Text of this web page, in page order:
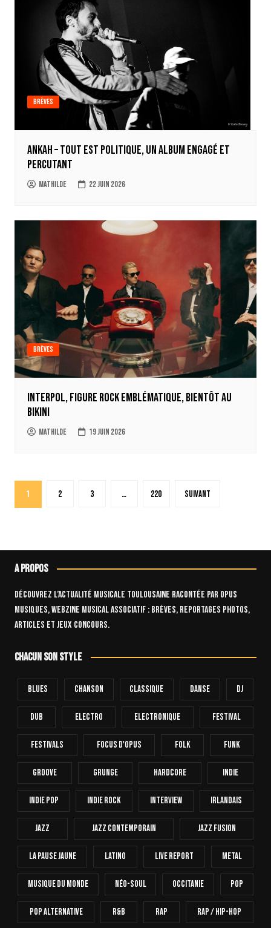
Brèves
Ankah – Tout est politique, un album engagé et
percutant
Mathilde 22 juin 2026
Brèves
Interpol, figure rock emblématique, bientôt au
Bikini
Mathilde 19 juin 2026
Pagination
des
1 2 3 … 220 Suivant
A propos
Découvrez l’actualité musicale toulousaine racontée par OPUS
Musiques, webzine musical associatif : brèves, reportages photos,
articles et jeux concours.
Chacun son style
Blues Chanson Classique Danse Dj
Dub Electro Electronique FESTIVAL
Festivals Focus D'Opus Folk Funk
Groove Grunge Hardcore INDIE
Indie Pop Indie Rock Interview Irlandais
Jazz Jazz Contemporain Jazz Fusion
La Pause Jaune Latino Live Report Metal
Musique Du Monde Néo-Soul Occitanie Pop
Pop Alternative R&B Rap Rap / Hip-Hop